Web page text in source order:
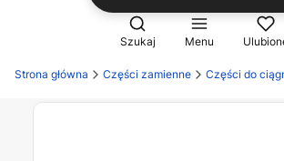
Otwórz wyszukiwarkę
Szukaj Menu
Strona główna Części zamienne Części do